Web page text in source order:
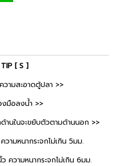
[ S ]
วามสะอาดตู้ปลา >>
งมือลงน้ำ >>
านในจะขยับตัวตามด้านนอก >>
ามหนากระจกไม่เกิน 5มม.
ความหนากระจกไม่เกิน 6มม.